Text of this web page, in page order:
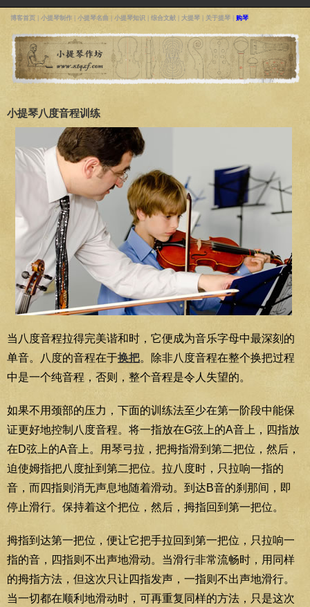
博客首页 小提琴制作 小提琴名曲 小提琴知识 综合文献 大提琴 关于提琴 购琴
小提琴八度音程训练
当八度音程拉得完美谐和时，它便成为音乐字母中最深刻的
单音。八度的音程在于换把。除非八度音程在整个换把过程
中是一个纯音程，否则，整个音程是令人失望的。
如果不用颈部的压力，下面的训练法至少在第一阶段中能保
证更好地控制八度音程。将一指放在G弦上的A音上，四指放
在D弦上的A音上。用琴弓拉，把拇指滑到第二把位，然后，
迫使姆指把八度扯到第二把位。拉八度时，只拉响一指的
音，而四指则消无声息地随着滑动。到达B音的刹那间，即
停止滑行。保持着这个把位，然后，拇指回到第一把位。
拇指到达第一把位，便让它把手拉回到第一把位，只拉响一
指的音，四指则不出声地滑动。当滑行非常流畅时，用同样
的拇指方法，但这次只让四指发声，一指则不出声地滑行。
当一切都在顺利地滑动时，可再重复同样的方法，只是这次